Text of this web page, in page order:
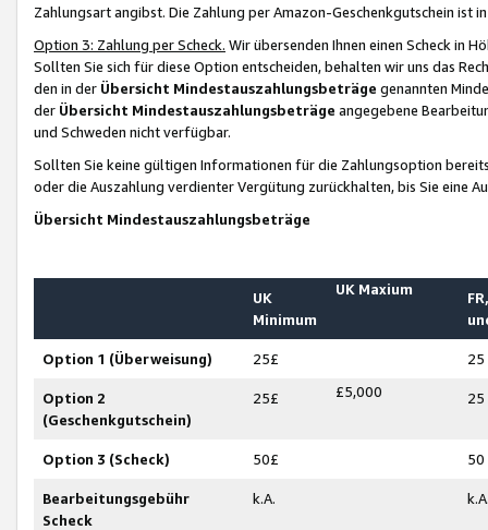
Zahlungsart angibst. Die Zahlung per Amazon-Geschenkgutschein ist
Option 3: Zahlung per Scheck. Wir übersenden Ihnen einen Scheck in
Sollten Sie sich für diese Option entscheiden, behalten wir uns das
den in der Übersicht Mindestauszahlungsbeträge genannten
der Übersicht Mindestauszahlungsbeträge angegebene
und Schweden nicht verfügbar.
Sollten Sie keine gültigen Informationen für die Zahlungsoption
oder die Auszahlung verdienter Vergütung zurückhalten, bis Sie
Übersicht Mindestauszahlungsbeträge
UK
Minimum
UK Maxium
Option 1 (Überweisung) 25£ 25
Option 2
(Geschenkgutschein)
25£ £5,000 25
Option 3 (Scheck) 50£ 50
Bearbeitungsgebühr
Scheck
k.A.